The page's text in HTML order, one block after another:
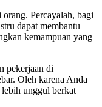
Percayalah, bagi
dapat membantu
kemampuan yang
pekerjaan di
Oleh karena Anda
lebih unggul berkat